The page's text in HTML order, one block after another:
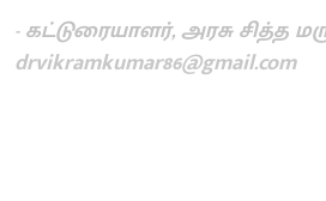
- கட்டுரையாளர், அரசு சித்த
drvikramkumar86@gmail.com